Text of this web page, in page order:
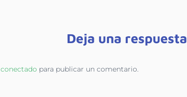
Deja una respuesta
conectado para publicar un comentario.